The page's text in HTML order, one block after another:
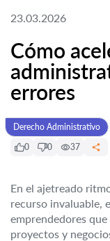
23.03.2026
Cómo
errores
Derecho Administrativo
0
0 37
En el ajetreado
recurso invaluable,
emprendedores
proyectos y